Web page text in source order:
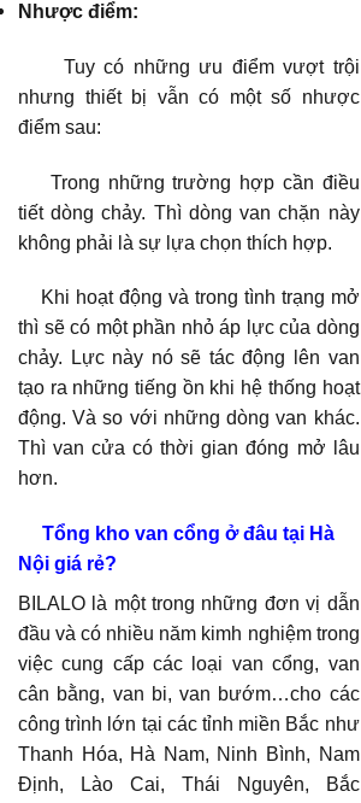
Nhược điểm:
Tuy có những ưu điểm vượt trội
nhưng thiết bị vẫn có một số nhược
điểm sau:
Trong những trường hợp cần điều
tiết dòng chảy. Thì dòng van chặn này
không phải là sự lựa chọn thích hợp.
Khi hoạt động và trong tình trạng mở
thì sẽ có một phần nhỏ áp lực của dòng
chảy. Lực này nó sẽ tác động lên van
tạo ra những tiếng ồn khi hệ thống hoạt
động. Và so với những dòng van khác.
Thì van cửa có thời gian đóng mở lâu
hơn.
Tổng kho van cổng ở đâu tại Hà
Nội giá rẻ?
BILALO là một trong những đơn vị dẫn
đầu và có nhiều năm kimh nghiệm trong
việc cung cấp các loại van cổng, van
cân bằng, van bi, van bướm…cho các
công trình lớn tại các tỉnh miền Bắc như
Thanh Hóa, Hà Nam, Ninh Bình, Nam
Định, Lào Cai, Thái Nguyên, Bắc